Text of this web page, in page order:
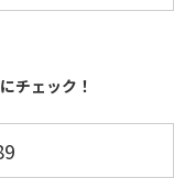
チェック！